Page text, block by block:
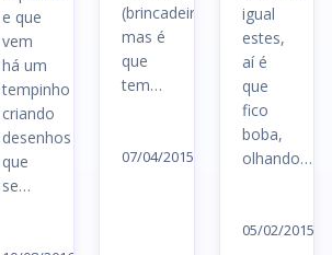
e que
vem
há um
tempinho
criando
desenhos
que
se…
(brincadeira),
mas é
que
tem…
07/04/2015
igual
estes,
aí é
que
fico
boba,
olhando…
05/02/2015